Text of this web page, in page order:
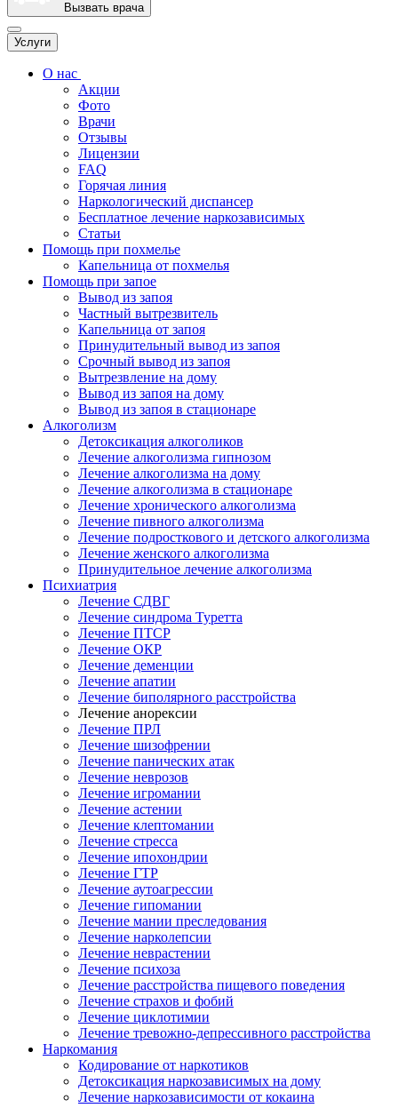
Вызвать врача
Услуги
О нас
Акции
Фото
Врачи
Отзывы
Лицензии
FAQ
Горячая линия
Наркологический диспансер
Бесплатное лечение наркозависимых
Статьи
Помощь при похмелье
Капельница от похмелья
Помощь при запое
Вывод из запоя
Частный вытрезвитель
Капельница от запоя
Принудительный вывод из запоя
Срочный вывод из запоя
Вытрезвление на дому
Вывод из запоя на дому
Вывод из запоя в стационаре
Алкоголизм
Детоксикация алкоголиков
Лечение алкоголизма гипнозом
Лечение алкоголизма на дому
Лечение алкоголизма в стационаре
Лечение хронического алкоголизма
Лечение пивного алкоголизма
Лечение подросткового и детского алкоголизма
Лечение женского алкоголизма
Принудительное лечение алкоголизма
Психиатрия
Лечение СДВГ
Лечение синдрома Туретта
Лечение ПТСР
Лечение ОКР
Лечение деменции
Лечение апатии
Лечение биполярного расстройства
Лечение анорексии
Лечение ПРЛ
Лечение шизофрении
Лечение панических атак
Лечение неврозов
Лечение игромании
Лечение астении
Лечение клептомании
Лечение стресса
Лечение ипохондрии
Лечение ГТР
Лечение аутоагрессии
Лечение гипомании
Лечение мании преследования
Лечение нарколепсии
Лечение неврастении
Лечение психоза
Лечение расстройства пищевого поведения
Лечение страхов и фобий
Лечение циклотимии
Лечение тревожно-депрессивного расстройства
Наркомания
Кодирование от наркотиков
Детоксикация наркозависимых на дому
Лечение наркозависимости от кокаина